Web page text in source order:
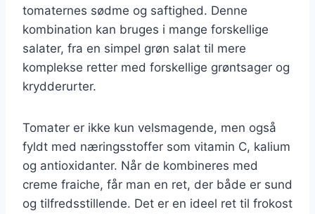
tomaternes sødme og saftighed. Denne
kombination kan bruges i mange forskellige
salater, fra en simpel grøn salat til mere
komplekse retter med forskellige grøntsager og
krydderurter.
Tomater er ikke kun velsmagende, men også
fyldt med næringsstoffer som vitamin C, kalium
og antioxidanter. Når de kombineres med
creme fraiche, får man en ret, der både er sund
og tilfredsstillende. Det er en ideel ret til frokost